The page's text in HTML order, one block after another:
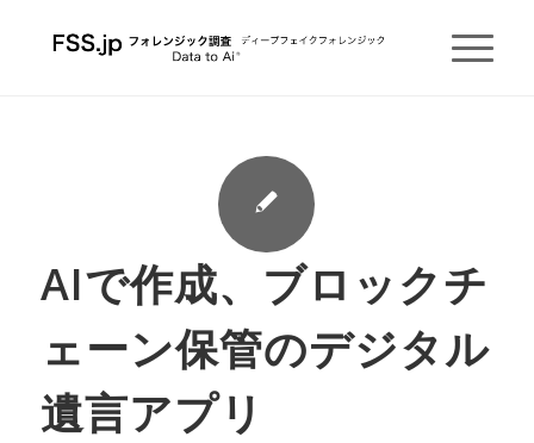
AIで作成、ブロックチ
ェーン保管のデジタル
遺言アプリ